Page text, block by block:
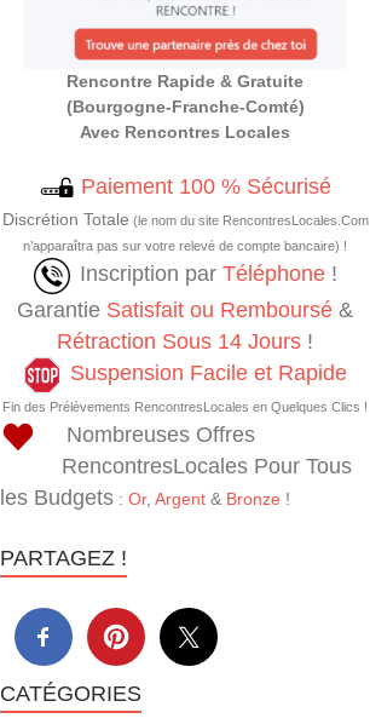
Rencontre Rapide & Gratuite
(Bourgogne-Franche-Comté)
Avec Rencontres Locales
Paiement 100 % Sécurisé
Discrétion Totale (le nom du site RencontresLocales.Com
n’apparaîtra pas sur votre relevé de compte bancaire) !
Inscription par Téléphone!
Garantie Satisfait ou Remboursé &
Rétraction Sous 14 Jours !
Suspension Facile et Rapide
Fin des Prélèvements RencontresLocales en Quelques Clics !
Nombreuses Offres
RencontresLocales Pour Tous
les Budgets :Or,Argent & Bronze !
PARTAGEZ !
CATÉGORIES